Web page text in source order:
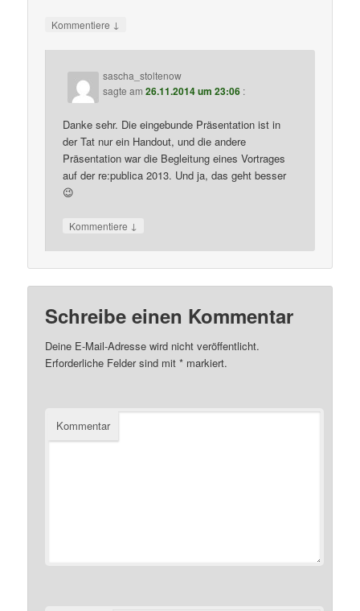
Kommentiere ↓
sascha_stoltenow
sagte am26.11.2014 um 23:06 :
Danke sehr. Die eingebunde Präsentation ist in
der Tat nur ein Handout, und die andere
Präsentation war die Begleitung eines Vortrages
auf der re:publica 2013. Und ja, das geht besser
😉
Kommentiere ↓
Schreibe einen Kommentar
Deine E-Mail-Adresse wird nicht veröffentlicht.
Erforderliche Felder sind mit* markiert.
Kommentar